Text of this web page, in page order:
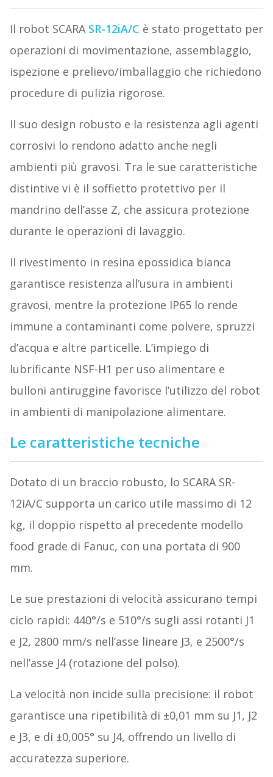
Il robot SCARA SR-12iA/C è stato progettato per
operazioni di movimentazione, assemblaggio,
ispezione e prelievo/imballaggio che richiedono
procedure di pulizia rigorose.
Il suo design robusto e la resistenza agli agenti
corrosivi lo rendono adatto anche negli
ambienti più gravosi. Tra le sue caratteristiche
distintive vi è il soffietto protettivo per il
mandrino dell’asse Z, che assicura protezione
durante le operazioni di lavaggio.
Il rivestimento in resina epossidica bianca
garantisce resistenza all’usura in ambienti
gravosi, mentre la protezione IP65 lo rende
immune a contaminanti come polvere, spruzzi
d’acqua e altre particelle. L’impiego di
lubrificante NSF-H1 per uso alimentare e
bulloni antiruggine favorisce l’utilizzo del robot
in ambienti di manipolazione alimentare.
Le caratteristiche tecniche
Dotato di un braccio robusto, lo SCARA SR-
12iA/C supporta un carico utile massimo di 12
kg, il doppio rispetto al precedente modello
food grade di Fanuc, con una portata di 900
mm.
Le sue prestazioni di velocità assicurano tempi
ciclo rapidi: 440°/s e 510°/s sugli assi rotanti J1
e J2, 2800 mm/s nell’asse lineare J3, e 2500°/s
nell’asse J4 (rotazione del polso).
La velocità non incide sulla precisione: il robot
garantisce una ripetibilità di ±0,01 mm su J1, J2
e J3, e di ±0,005° su J4, offrendo un livello di
accuratezza superiore.